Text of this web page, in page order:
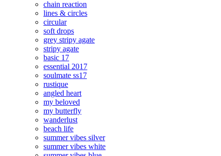
chain reaction
lines & circles
circular
soft drops
grey stripy agate
stripy agate
basic 17
essential 2017
soulmate ss17
rustique
angled heart
my beloved
my butterfly
wanderlust
beach life
summer vibes silver
summer vibes white